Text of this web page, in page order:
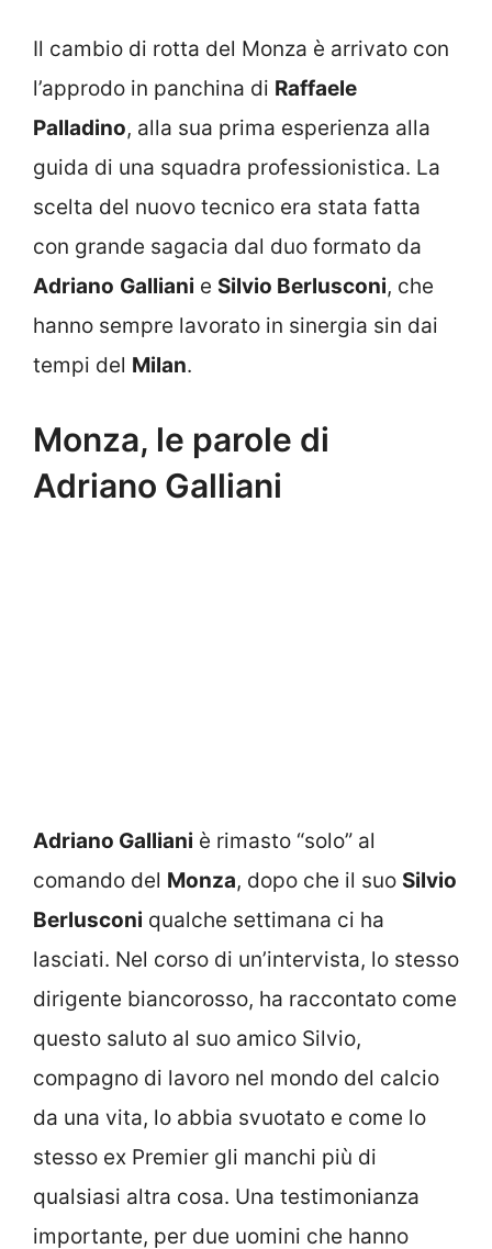
Il cambio di rotta del Monza è arrivato con
l’approdo in panchina di Raffaele
Palladino, alla sua prima esperienza alla
guida di una squadra professionistica. La
scelta del nuovo tecnico era stata fatta
con grande sagacia dal duo formato da
Adriano Galliani e Silvio Berlusconi, che
hanno sempre lavorato in sinergia sin dai
tempi del Milan.
Monza, le parole di
Adriano Galliani
Adriano Galliani è rimasto “solo” al
comando del Monza, dopo che il suo Silvio
Berlusconi qualche settimana ci ha
lasciati. Nel corso di un’intervista, lo stesso
dirigente biancorosso, ha raccontato come
questo saluto al suo amico Silvio,
compagno di lavoro nel mondo del calcio
da una vita, lo abbia svuotato e come lo
stesso ex Premier gli manchi più di
qualsiasi altra cosa. Una testimonianza
importante, per due uomini che hanno